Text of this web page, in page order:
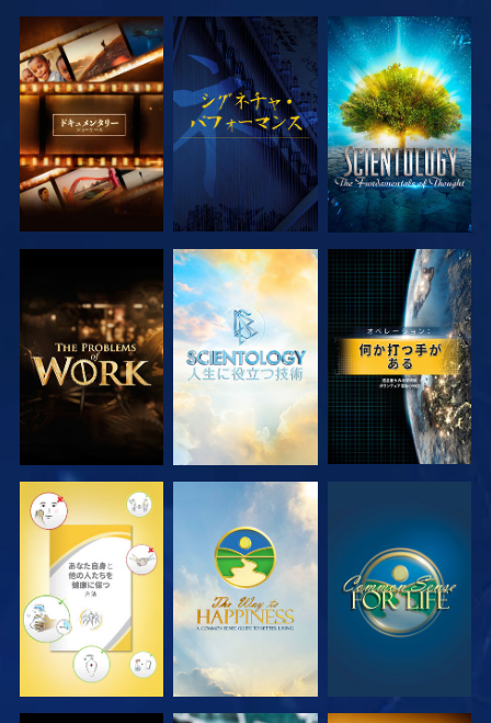
シリーズを探求 観る シリーズを探求
シリーズを探求 シリーズを探求 観る
観る 観る 観る